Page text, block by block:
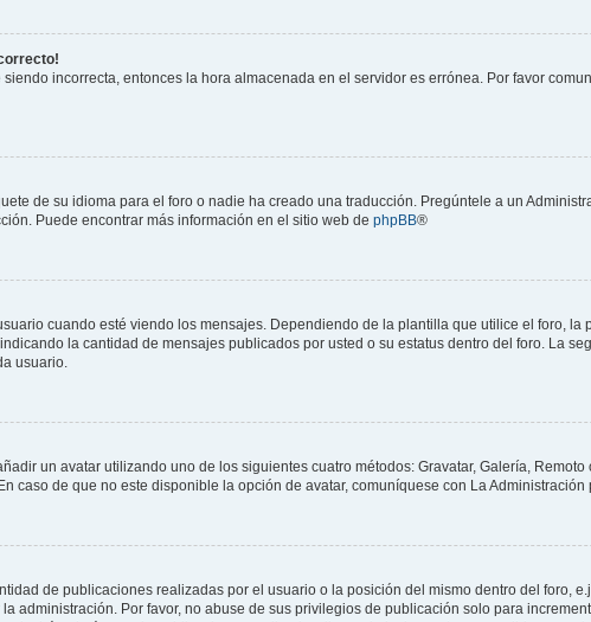
incorrecta, entonces la hora almacenada en el servidor es errónea. Por favor
de su idioma para el foro o nadie ha creado una traducción. Pregúntele a un
Puede encontrar más información en el sitio web de phpBB®
cuando esté viendo los mensajes. Dependiendo de la plantilla que utilice el foro,
la cantidad de mensajes publicados por usted o su estatus dentro del foro. La
usuario.
un avatar utilizando uno de los siguientes cuatro métodos: Gravatar, Galería,
caso de que no este disponible la opción de avatar, comuníquese con La Administración
de publicaciones realizadas por el usuario o la posición del mismo dentro del foro,
administración. Por favor, no abuse de sus privilegios de publicación solo para